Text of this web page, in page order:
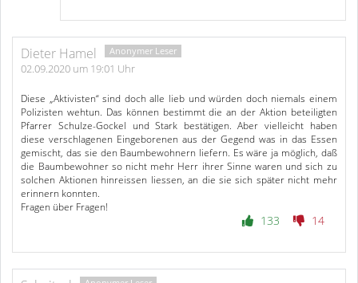
Dieter Hamel
02.09.2020 um 19:01 Uhr
Diese „Aktivisten“ sind doch alle lieb und würden doch niemals einem
Polizisten wehtun. Das können bestimmt die an der Aktion beteiligten
Pfarrer Schulze-Gockel und Stark bestätigen. Aber vielleicht haben
diese verschlagenen Eingeborenen aus der Gegend was in das Essen
gemischt, das sie den Baumbewohnern liefern. Es wäre ja möglich, daß
die Baumbewohner so nicht mehr Herr ihrer Sinne waren und sich zu
solchen Aktionen hinreissen liessen, an die sie sich später nicht mehr
erinnern konnten.
Fragen über Fragen!
133 14